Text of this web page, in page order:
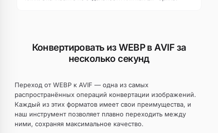
Конвертировать из WEBP в AVIF за
несколько секунд
Переход от WEBP к AVIF — одна из самых
распространённых операций конвертации изображений.
Каждый из этих форматов имеет свои преимущества, и
наш инструмент позволяет плавно переходить между
ними, сохраняя максимальное качество.